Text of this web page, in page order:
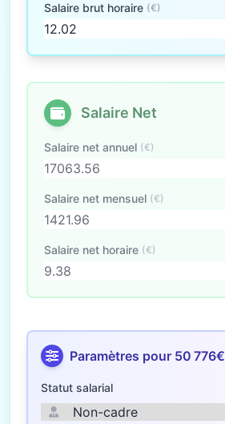
Salaire brut horaire (€)
Salaire Net
Salaire net annuel (€)
Salaire net mensuel (€)
Salaire net horaire (€)
Paramètres pour 50 776€
Statut salarial